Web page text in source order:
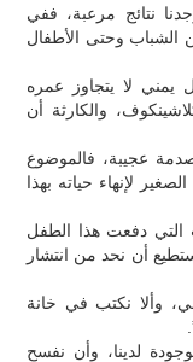
نتائج مرعبة، ففي
الشباب وحتى الأطفال
لا يتجاوز عمره
والكارثة أن
عجيبة، فالموضوع
لإنهاء حياته بهذا
التي دفعت هذا الطفل
أن نحد من انتشار
وألا نكتب في خانة
لدينا، وأن نفسح